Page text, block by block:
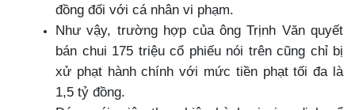
đồng đối với cá nhân vi phạm.
Như vậy, trường hợp của ông Trịnh Văn quyết
bán chui 175 triệu cổ phiếu nói trên cũng chỉ bị
xử phạt hành chính với mức tiền phạt tối đa là
1,5 tỷ đồng.